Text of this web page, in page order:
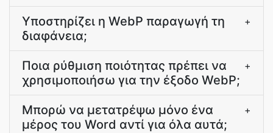
Υποστηρίζει η WebP παραγωγή τη
διαφάνεια;
+
Ποια ρύθμιση ποιότητας πρέπει να
χρησιμοποιήσω για την έξοδο WebP;
+
Μπορώ να μετατρέψω μόνο ένα
μέρος του Word αντί για όλα αυτά;
+